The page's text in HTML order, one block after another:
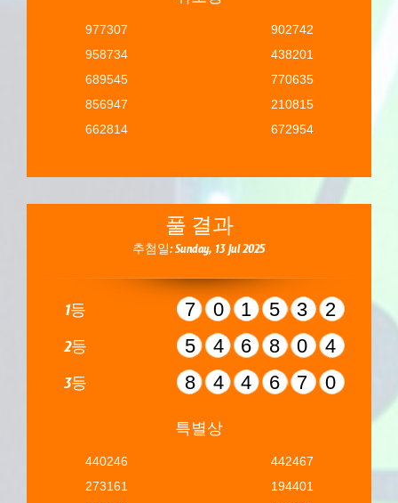
977307
958734
689545
856947
662814
902742
438201
770635
210815
672954
풀 결과
추첨일: Sunday, 13 Jul 2025
1등 701532
2등 546804
3등 844670
특별상
440246
273161
442467
194401